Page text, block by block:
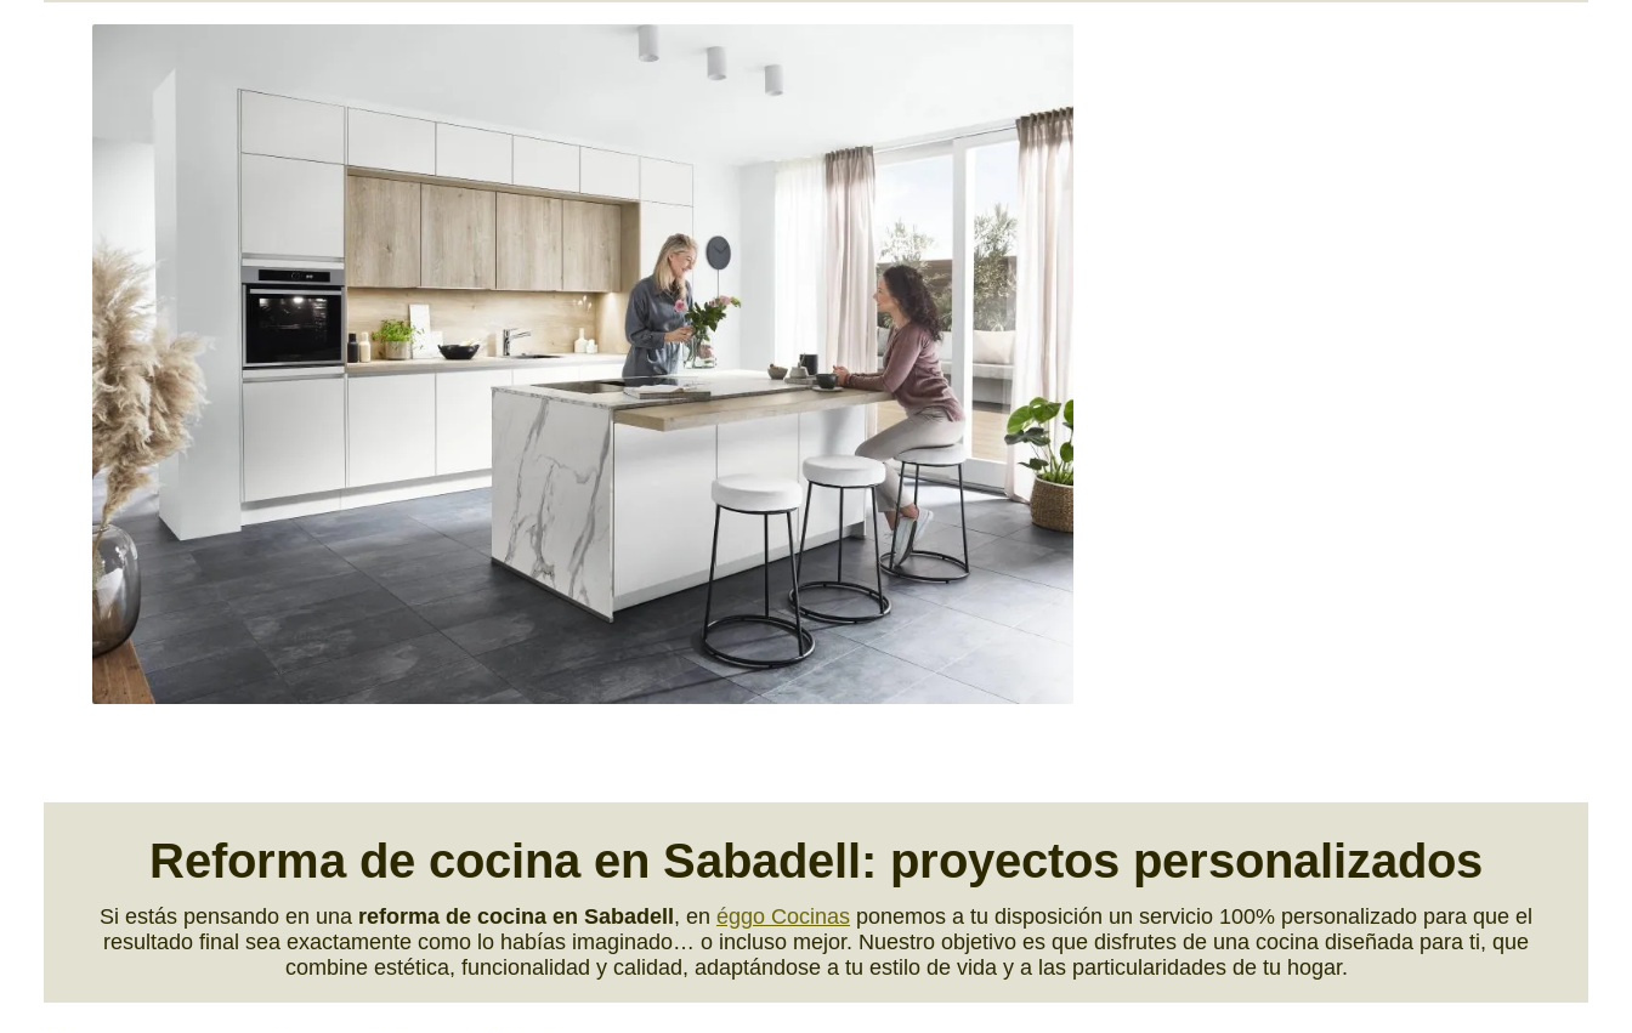
Reforma de cocina en Sabadell: proyectos personalizados
Si estás pensando en una reforma de cocina en Sabadell, en éggo Cocinas ponemos a tu disposición un servicio 100% personalizado para que el
resultado final sea exactamente como lo habías imaginado… o incluso mejor. Nuestro objetivo es que disfrutes de una cocina diseñada para ti, que
combine estética, funcionalidad y calidad, adaptándose a tu estilo de vida y a las particularidades de tu hogar.